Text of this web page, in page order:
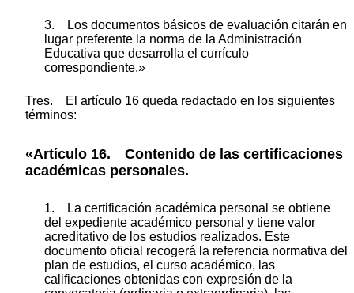
3. Los documentos básicos de evaluación citarán en
lugar preferente la norma de la Administración
Educativa que desarrolla el currículo
correspondiente.»
Tres. El artículo 16 queda redactado en los siguientes
términos:
«Artículo 16. Contenido de las certificaciones
académicas personales.
1. La certificación académica personal se obtiene
del expediente académico personal y tiene valor
acreditativo de los estudios realizados. Este
documento oficial recogerá la referencia normativa del
plan de estudios, el curso académico, las
calificaciones obtenidas con expresión de la